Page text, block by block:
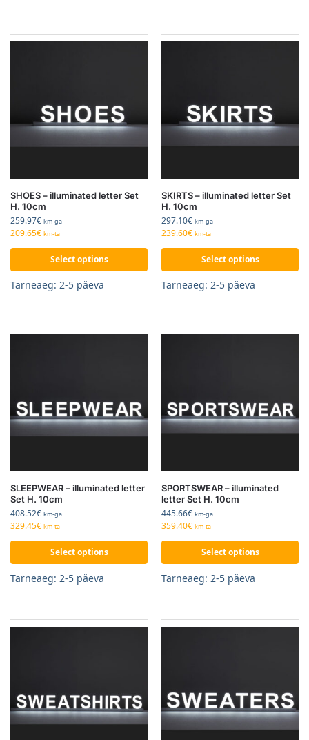
SHOES – illuminated letter Set
H. 10cm
259.97€ km-ga
209.65€ km-ta
Select options
Tarneaeg: 2-5 päeva
SKIRTS – illuminated letter Set
H. 10cm
297.10€ km-ga
239.60€ km-ta
Select options
Tarneaeg: 2-5 päeva
SLEEPWEAR – illuminated letter
Set H. 10cm
408.52€ km-ga
329.45€ km-ta
Select options
Tarneaeg: 2-5 päeva
SPORTSWEAR – illuminated
letter Set H. 10cm
445.66€ km-ga
359.40€ km-ta
Select options
Tarneaeg: 2-5 päeva